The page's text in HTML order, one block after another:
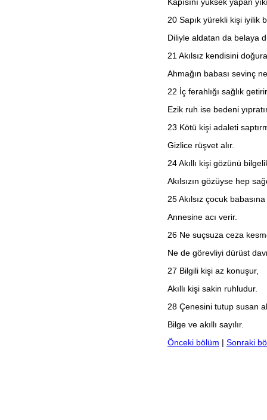
20 Sapık yürekli kişi iyilik
Diliyle aldatan da belaya
21 Akılsız kendisini
Ahmağın babası sevinç
22 İç ferahlığı sağlık
Ezik ruh ise bedeni
23 Kötü kişi adaleti
Gizlice rüşvet alır.
24Akıllı kişi gözünü
Akılsızın gözüyse hep
25Akılsız çocuk
Annesine acı verir.
26 Ne suçsuza ceza
Ne de görevliyi dürüst
27 Bilgili kişi az konuşur,
Akıllı kişi sakin ruhludur.
28 Çenesini tutup susan
Bilge ve akıllı sayılır.
Önceki bölüm | Sonraki